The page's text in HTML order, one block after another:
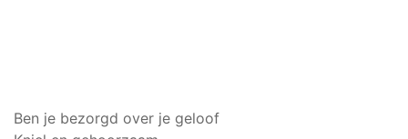
Ben je bezorgd over je geloof